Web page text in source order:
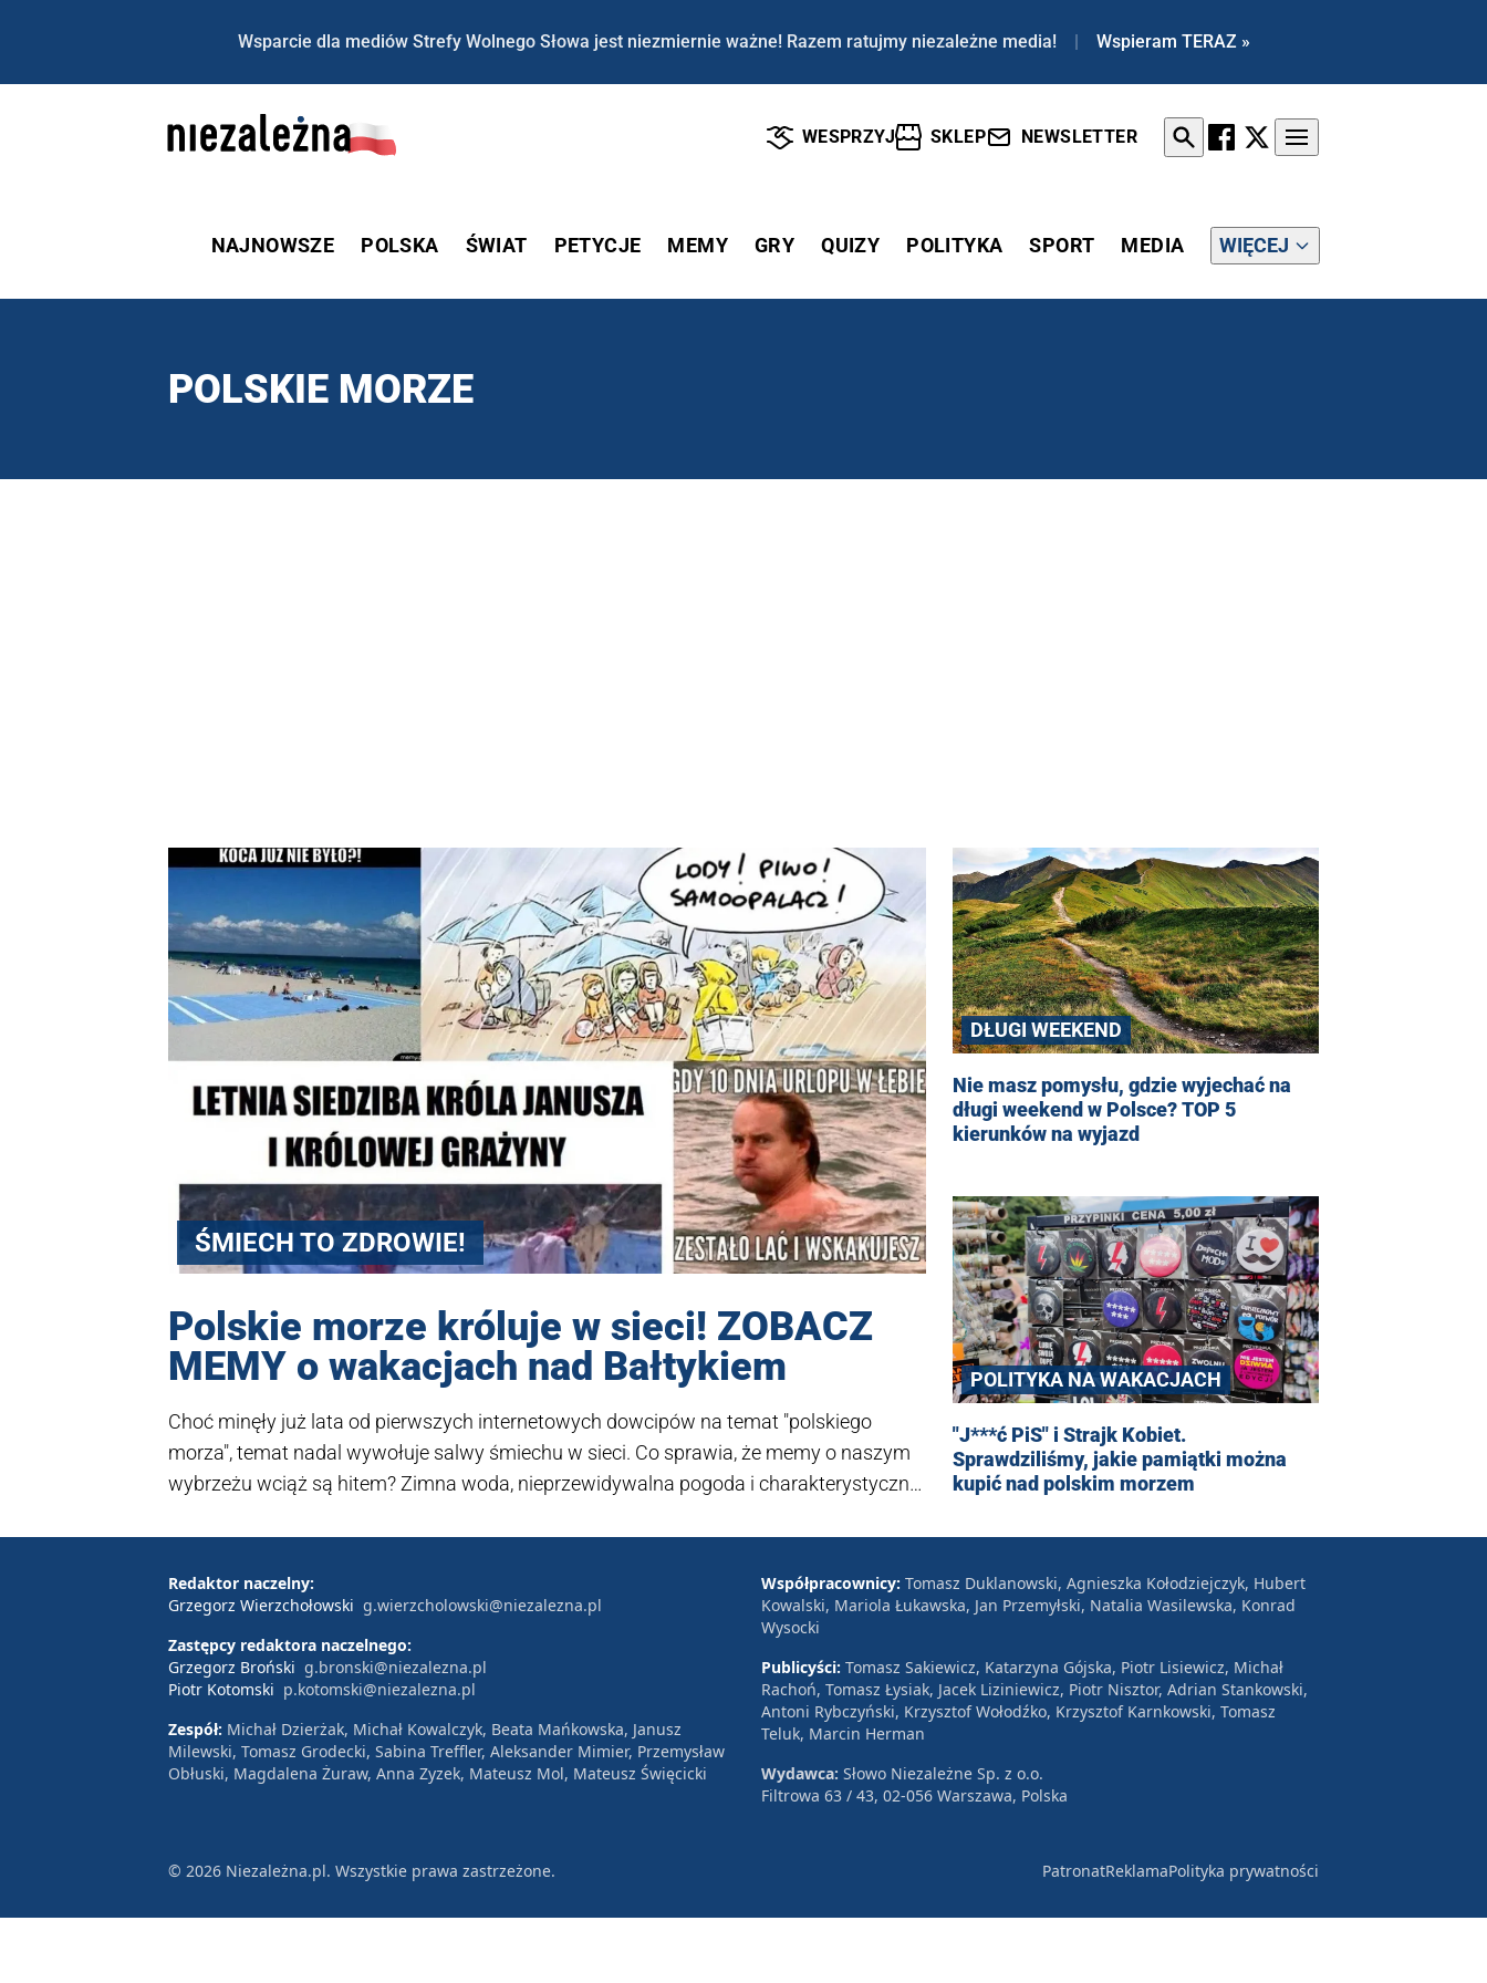
Wsparcie dla mediów Strefy Wolnego Słowa jest niezmiernie ważne! Razem ratujmy niezależne media! | Wspieram TERAZ »
WESPRZYJ SKLEP NEWSLETTER
NAJNOWSZE POLSKA ŚWIAT PETYCJE MEMY GRY QUIZY POLITYKA SPORT MEDIA WIĘCEJ
POLSKIE MORZE
ŚMIECH TO ZDROWIE!
Polskie morze króluje w sieci! ZOBACZ
MEMY o wakacjach nad Bałtykiem
Choć minęły już lata od pierwszych internetowych dowcipów na temat "polskiego
morza", temat nadal wywołuje salwy śmiechu w sieci. Co sprawia, że memy o naszym
wybrzeżu wciąż są hitem? Zimna woda, nieprzewidywalna pogoda i charakterystyczny
DŁUGI WEEKEND
Nie masz pomysłu, gdzie wyjechać na
długi weekend w Polsce? TOP 5
kierunków na wyjazd
POLITYKA NA WAKACJACH
"J***ć PiS" i Strajk Kobiet.
Sprawdziliśmy, jakie pamiątki można
kupić nad polskim morzem
Redaktor naczelny:
Grzegorz Wierzchołowski g.wierzcholowski@niezalezna.pl
Zastępcy redaktora naczelnego:
Grzegorz Broński g.bronski@niezalezna.pl
Piotr Kotomski p.kotomski@niezalezna.pl
Zespół: Michał Dzierżak, Michał Kowalczyk, Beata Mańkowska, Janusz
Milewski, Tomasz Grodecki, Sabina Treffler, Aleksander Mimier, Przemysław
Obłuski, Magdalena Żuraw, Anna Zyzek, Mateusz Mol, Mateusz Święcicki
Współpracownicy: Tomasz Duklanowski, Agnieszka Kołodziejczyk, Hubert
Kowalski, Mariola Łukawska, Jan Przemyłski, Natalia Wasilewska, Konrad
Wysocki
Publicyści: Tomasz Sakiewicz, Katarzyna Gójska, Piotr Lisiewicz, Michał
Rachoń, Tomasz Łysiak, Jacek Liziniewicz, Piotr Nisztor, Adrian Stankowski,
Antoni Rybczyński, Krzysztof Wołodźko, Krzysztof Karnkowski, Tomasz
Teluk, Marcin Herman
Wydawca: Słowo Niezależne Sp. z o.o.
Filtrowa 63 / 43, 02-056 Warszawa, Polska
© 2026 Niezależna.pl. Wszystkie prawa zastrzeżone. PatronatReklamaPolityka prywatności